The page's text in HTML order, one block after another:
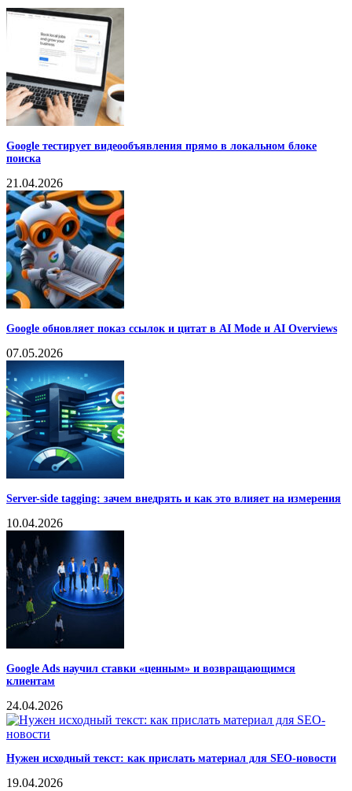
Google тестирует видеообъявления прямо в локальном блоке
поиска
21.04.2026
Google обновляет показ ссылок и цитат в AI Mode и AI Overviews
07.05.2026
Server-side tagging: зачем внедрять и как это влияет на измерения
10.04.2026
Google Ads научил ставки «ценным» и возвращающимся
клиентам
24.04.2026
Нужен исходный текст: как прислать материал для SEO-новости
19.04.2026